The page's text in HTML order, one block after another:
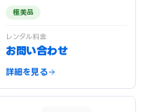
極美品
レンタル料金
お問い合わせ
詳細を見る